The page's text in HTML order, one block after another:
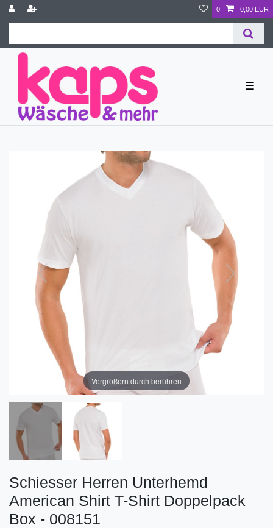
0 0,00 EUR
☰
Vergrößern durch berühren
Schiesser Herren Unterhemd
American Shirt T-Shirt Doppelpack
Box - 008151